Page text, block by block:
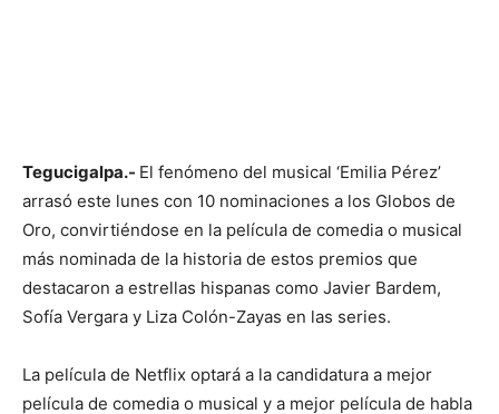
Tegucigalpa.- El fenómeno del musical ‘Emilia Pérez’
arrasó este lunes con 10 nominaciones a los Globos de
Oro, convirtiéndose en la película de comedia o musical
más nominada de la historia de estos premios que
destacaron a estrellas hispanas como Javier Bardem,
Sofía Vergara y Liza Colón-Zayas en las series.
La película de Netflix optará a la candidatura a mejor
película de comedia o musical y a mejor película de habla